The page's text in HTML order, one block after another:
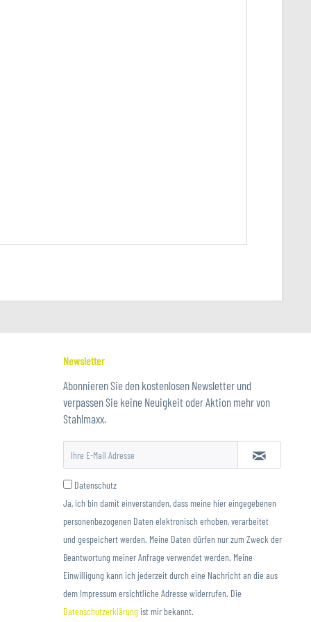
Newsletter
Abonnieren Sie den kostenlosen Newsletter und
verpassen Sie keine Neuigkeit oder Aktion mehr von
Stahlmaxx.
Datenschutz
Ja, ich bin damit einverstanden, dass meine hier eingegebenen
personenbezogenen Daten elektronisch erhoben, verarbeitet
und gespeichert werden. Meine Daten dürfen nur zum Zweck der
Beantwortung meiner Anfrage verwendet werden. Meine
Einwilligung kann ich jederzeit durch eine Nachricht an die aus
dem Impressum ersichtliche Adresse widerrufen. Die
Datenschutzerklärung ist mir bekannt.